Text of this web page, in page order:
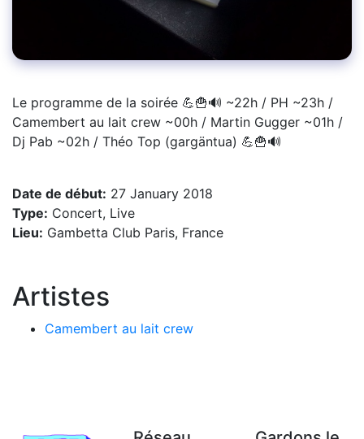
Le programme de la soirée 💪🍟🔊 ~22h / PH ~23h /
Camembert au lait crew ~00h / Martin Gugger ~01h /
Dj Pab ~02h / Théo Top (gargäntua) 💪🍟🔊
Date de début: 27 January 2018
Type: Concert, Live
Lieu: Gambetta Club Paris, France
Artistes
Camembert au lait crew